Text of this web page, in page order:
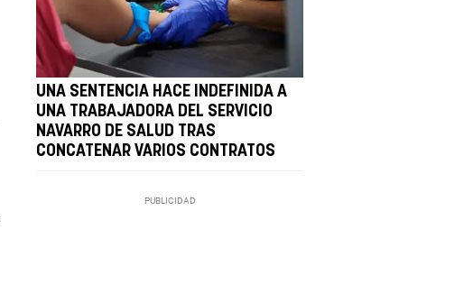
UNA SENTENCIA HACE INDEFINIDA A
UNA TRABAJADORA DEL SERVICIO
NAVARRO DE SALUD TRAS
CONCATENAR VARIOS CONTRATOS